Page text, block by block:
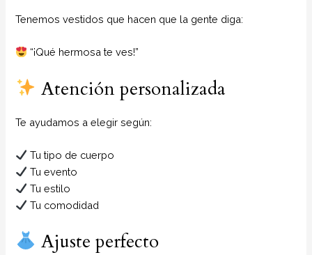
Tenemos vestidos que hacen que la gente diga:
“¡Qué hermosa te ves!”
Atención personalizada
Te ayudamos a elegir según:
Tu tipo de cuerpo
Tu evento
Tu estilo
Tu comodidad
Ajuste perfecto